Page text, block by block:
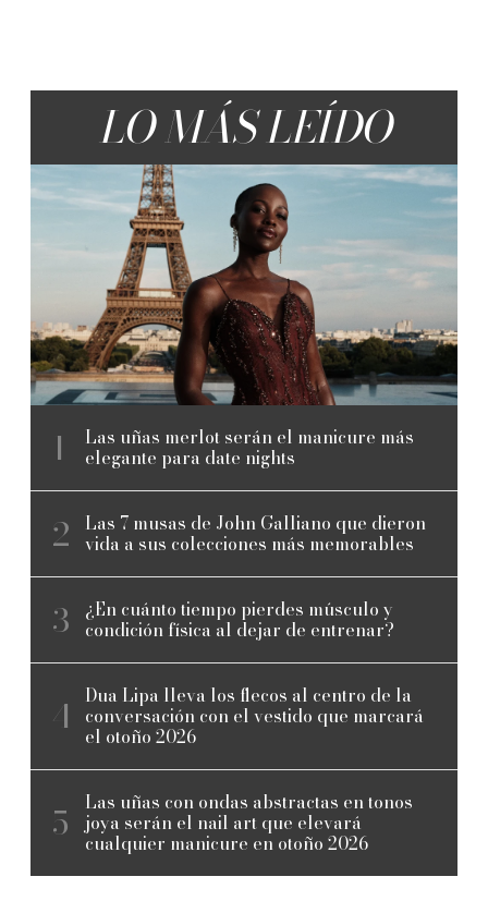
LO MÁS LEÍDO
Las uñas merlot serán el manicure más
elegante para date nights
Las 7 musas de John Galliano que dieron
vida a sus colecciones más memorables
¿En cuánto tiempo pierdes músculo y
condición física al dejar de entrenar?
Dua Lipa lleva los flecos al centro de la
conversación con el vestido que marcará
el otoño 2026
Las uñas con ondas abstractas en tonos
joya serán el nail art que elevará
cualquier manicure en otoño 2026